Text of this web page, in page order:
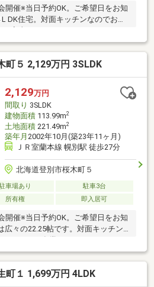
開催※当日予約OK。ご希望日をお知
DK住宅。対面キッチンなのでお話
家事がこなせます。ユニットバス
出来ますので1日の疲れを癒せま
屋根、基礎塗装。キッチン新品交
関ドア新品交換、玄関タイル交
替、照明器具交換等
町５ 2,129万円 3SLDK
2,129万円
間取り 3SLDK
建物面積113.99m2
土地面積221.49m2
築年月 2002年10月(築23年11ヶ月)
ＪＲ室蘭本線 幌別駅 徒歩27分
北海道登別市桜木町５
車場あり
駐車3台
所有権 即入居可
開催※当日予約OK。ご希望日をお知
広々の22.25帖です。対面キッチン
濯物を干したり、バーベキューも
坪で足を伸ばしゆっくり入浴でき1
能付。各居室収納付きです。駐車
ォーム内容】外壁、屋根、基礎塗
町１ 1,699万円 4LDK